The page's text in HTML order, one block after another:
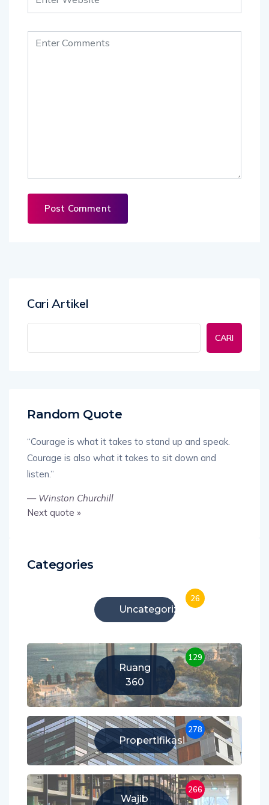
Cari Artikel
CARI
Random Quote
“Courage is what it takes to stand up and speak.
Courage is also what it takes to sit down and
listen.”
— Winston Churchill
Next quote »
Categories
Uncategorized
26
Ruang
360
129
Propertifikasi
278
Wajib
266